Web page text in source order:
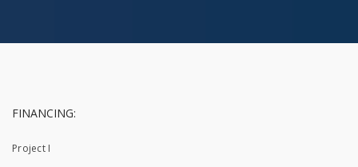
FINANCING:
Project I